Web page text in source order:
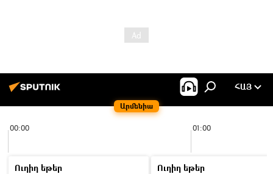
Արմենիա
ՀԱՅ
00:00 01:00
Ուղիղ եթեր
Ուղիղ եթեր